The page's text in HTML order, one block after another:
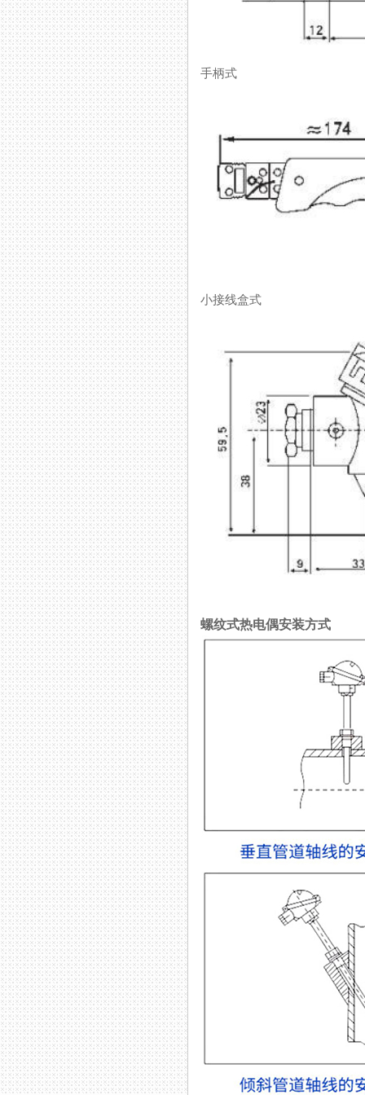
手柄式
小接线盒式
螺纹式热电偶安装方式